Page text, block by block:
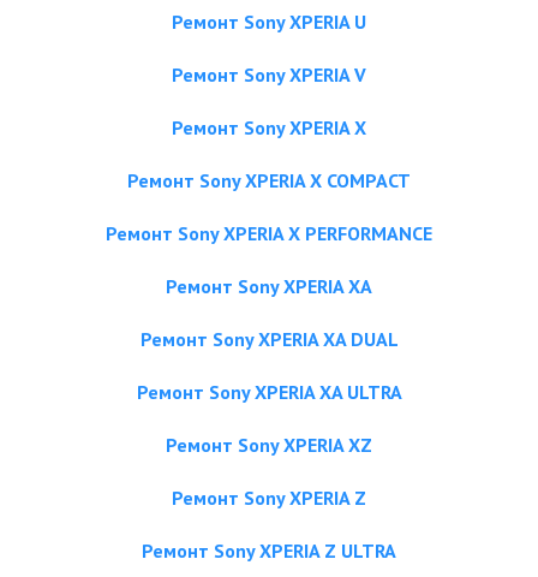
Ремонт Sony XPERIA U
Ремонт Sony XPERIA V
Ремонт Sony XPERIA X
Ремонт Sony XPERIA X COMPACT
Ремонт Sony XPERIA X PERFORMANCE
Ремонт Sony XPERIA XA
Ремонт Sony XPERIA XA DUAL
Ремонт Sony XPERIA XA ULTRA
Ремонт Sony XPERIA XZ
Ремонт Sony XPERIA Z
Ремонт Sony XPERIA Z ULTRA